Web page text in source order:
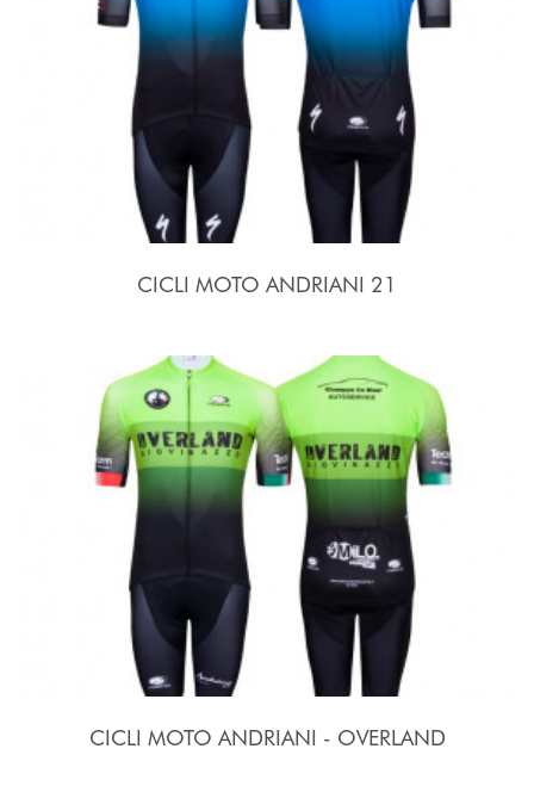
CICLI MOTO ANDRIANI 21
CICLI MOTO ANDRIANI - OVERLAND